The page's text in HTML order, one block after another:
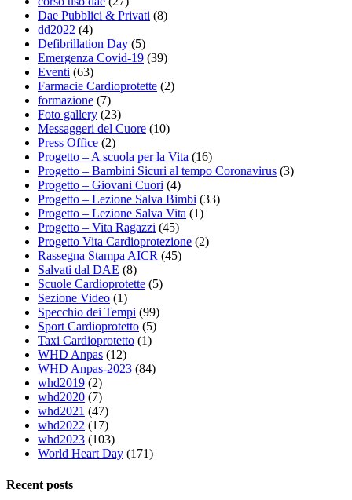
Dae Pubblici & Privati (8)
dd2022 (4)
Defibrillation Day (5)
Emergenza Covid-19 (39)
Eventi (63)
Farmacie Cardioprotette (2)
formazione (7)
Foto gallery (23)
Messaggeri del Cuore (10)
Press Office (2)
Progetto – A scuola per la Vita (16)
Progetto – Bambini Sicuri al tempo Coronavirus (3)
Progetto – Giovani Cuori (4)
Progetto – Lezione Salva Bimbi (33)
Progetto – Lezione Salva Vita (1)
Progetto – Vita Ragazzi (45)
Progetto Vita Cardioprotezione (2)
Rassegna Stampa AICR (45)
Salvati dal DAE (8)
Scuole Cardioprotette (5)
Sezione Video (1)
Specchio dei Tempi (99)
Sport Cardioprotetto (5)
Taxi Cardioprotetto (1)
WHD Anpas (12)
WHD Anpas-2023 (84)
whd2019 (2)
whd2020 (7)
whd2021 (47)
whd2022 (17)
whd2023 (103)
World Heart Day (171)
Recent posts